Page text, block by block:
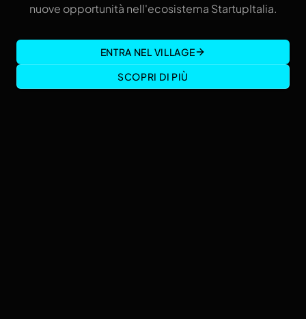
nuove opportunità nell'ecosistema StartupItalia.
ENTRA NEL VILLAGE
SCOPRI DI PIÙ